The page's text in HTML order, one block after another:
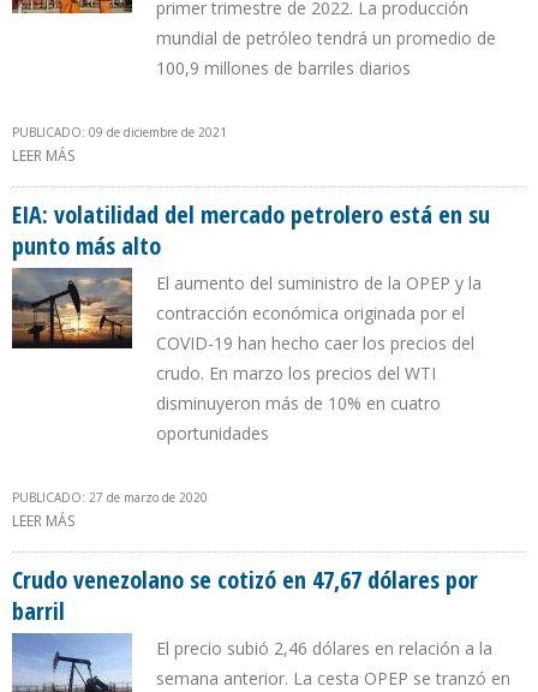
primer trimestre de 2022. La producción
mundial de petróleo tendrá un promedio de
100,9 millones de barriles diarios
PUBLICADO: 09 de diciembre de 2021
LEER MÁS
EIA: volatilidad del mercado petrolero está en su
punto más alto
El aumento del suministro de la OPEP y la
contracción económica originada por el
COVID-19 han hecho caer los precios del
crudo. En marzo los precios del WTI
disminuyeron más de 10% en cuatro
oportunidades
PUBLICADO: 27 de marzo de 2020
LEER MÁS
Crudo venezolano se cotizó en 47,67 dólares por
barril
El precio subió 2,46 dólares en relación a la
semana anterior. La cesta OPEP se tranzó en